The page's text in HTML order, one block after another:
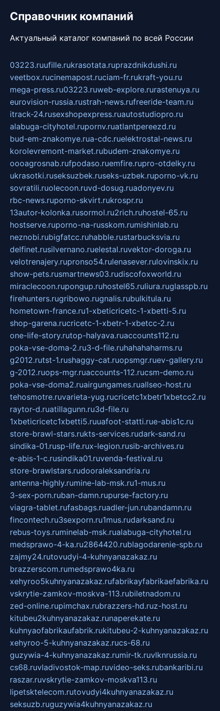
Справочник компаний
Актуальный каталог компаний по всей России
03223.ruufille.rukrasotata.ruprazdnikdushi.ru
veetbox.rucinemapost.ruciam-fr.rukraft-you.ru
mega-press.ru03223.ruweb-explore.rurastenuya.ru
eurovision-russia.rustrah-news.rufreeride-team.ru
itrack-24.rusexshopexpress.ruautostudiopro.ru
alabuga-cityhotel.rupornv.ruatlantpereezd.ru
bud-em-znakomye.rua-cdc.ruelektrostal-news.ru
korolevremont-market.rubudem-znakomye.ru
oooagrosnab.rufpodaso.ruemfire.rupro-otdelky.ru
ukrasotki.ruseksuzbek.ruseks-uzbek.ruporno-vk.ru
sovratili.ruolecoon.ruvd-dosug.ruadonyev.ru
rbc-news.ruporno-skvirt.rukrospr.ru
13autor-kolonka.rusormol.ru2rich.ruhostel-65.ru
hostserve.ruporno-na-russkom.rumishinlab.ru
neznobi.rubigfatcc.ruhabble.rustarbucksvia.ru
delfinet.rusilvernano.ruelestal.ruvektor-doroga.ru
velotrenajery.rupronso54.rulenasever.rulovinskix.ru
show-pets.rusmartnews03.rudiscofoxworld.ru
miraclecoon.rupongup.ruhostel65.ruliura.ruglasspb.ru
firehunters.rugribowo.rugnalis.rubulkitula.ru
hometown-france.ru1-xbeticricetc-1-xbetti-5.ru
shop-garena.rucricetc-1-xbetr-1-xbetcc-2.ru
one-life-story.rutop-halyava.ruaccounts112.ru
poka-vse-doma-2.ru3-d-file.ruhahahaharms.ru
g2012.rutst-1.rushaggy-cat.ruopsmgr.ruev-gallery.ru
g-2012.ruops-mgr.ruaccounts-112.rucsm-demo.ru
poka-vse-doma2.ruairgungames.ruallseo-host.ru
tehosmotre.ruvarieta-yug.rucricetc1xbetr1xbetcc2.ru
raytor-d.ruatillagunn.ru3d-file.ru
1xbeticricetc1xbetti5.ruuafoot-statti.rue-abis1c.ru
store-brawl-stars.rukts-services.rudark-sand.ru
sindika-01.rusp-life.rux-legion.rusib-archives.ru
e-abis-1-c.rusindika01.ruvenda-festival.ru
store-brawlstars.rudooraleksandria.ru
antenna-highly.rumine-lab-msk.ru1-mus.ru
3-sex-porn.ruban-damn.rupurse-factory.ru
viagra-tablet.rufasbags.ruadler-jun.rubandamn.ru
fincontech.ru3sexporn.ru1mus.rudarksand.ru
rebus-toys.ruminelab-msk.rualabuga-cityhotel.ru
medsprawo-4-ka.ru2864420.rublagodarenie-spb.ru
zajmy24.rutovudyi-4-kuhnyanazakaz.ru
brazzerscom.rumedsprawo4ka.ru
xehyroo5kuhnyanazakaz.rufabrikayfabrikaefabrika.ru
vskrytie-zamkov-moskva-113.rubiletnadom.ru
zed-online.rupimchax.rubrazzers-hd.ruz-host.ru
kitubeu2kuhnyanazakaz.runaperekate.ru
kuhnyaofabrikaufabrik.rukitubeu-2-kuhnyanazakaz.ru
xehyroo-5-kuhnyanazakaz.rucs-68.ru
guzywia-4-kuhnyanazakaz.rumir-tk.ruvlknrussia.ru
cs68.ruvladivostok-map.ruvideo-seks.rubankaribi.ru
raszar.ruvskrytie-zamkov-moskva113.ru
lipetsktelecom.rutovudyi4kuhnyanazakaz.ru
seksuzb.ruguzywia4kuhnyanazakaz.ru